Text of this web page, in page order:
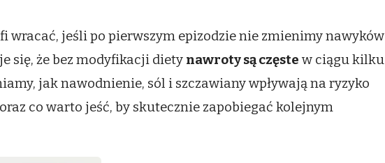
wracać, jeśli po pierwszym epizodzie nie zmienimy nawyków
się, że bez modyfikacji diety nawroty są częste w ciągu kilku
jak nawodnienie, sól i szczawiany wpływają na ryzyko
co warto jeść, by skutecznie zapobiegać kolejnym